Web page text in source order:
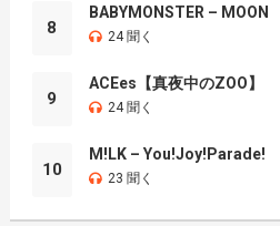
8
BABYMONSTER – MOON
24 聞く
9
ACEes【真夜中のZOO】
24 聞く
10
M!LK – You!Joy!Parade!
23 聞く